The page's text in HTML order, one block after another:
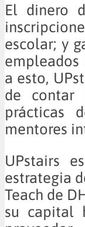
El dinero
escolar; y
empleados
a esto,
de contar
prácticas
mentores
UPstairs
estrategia
Teach de
su capital